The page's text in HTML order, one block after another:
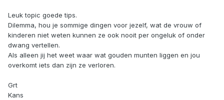
Leuk topic goede tips.
Dilemma, hou je sommige dingen voor jezelf, wat de vrouw of
kinderen niet weten kunnen ze ook nooit per ongeluk of onder
dwang vertellen.
Als alleen jij het weet waar wat gouden munten liggen en jou
overkomt iets dan zijn ze verloren.
Grt
Kans